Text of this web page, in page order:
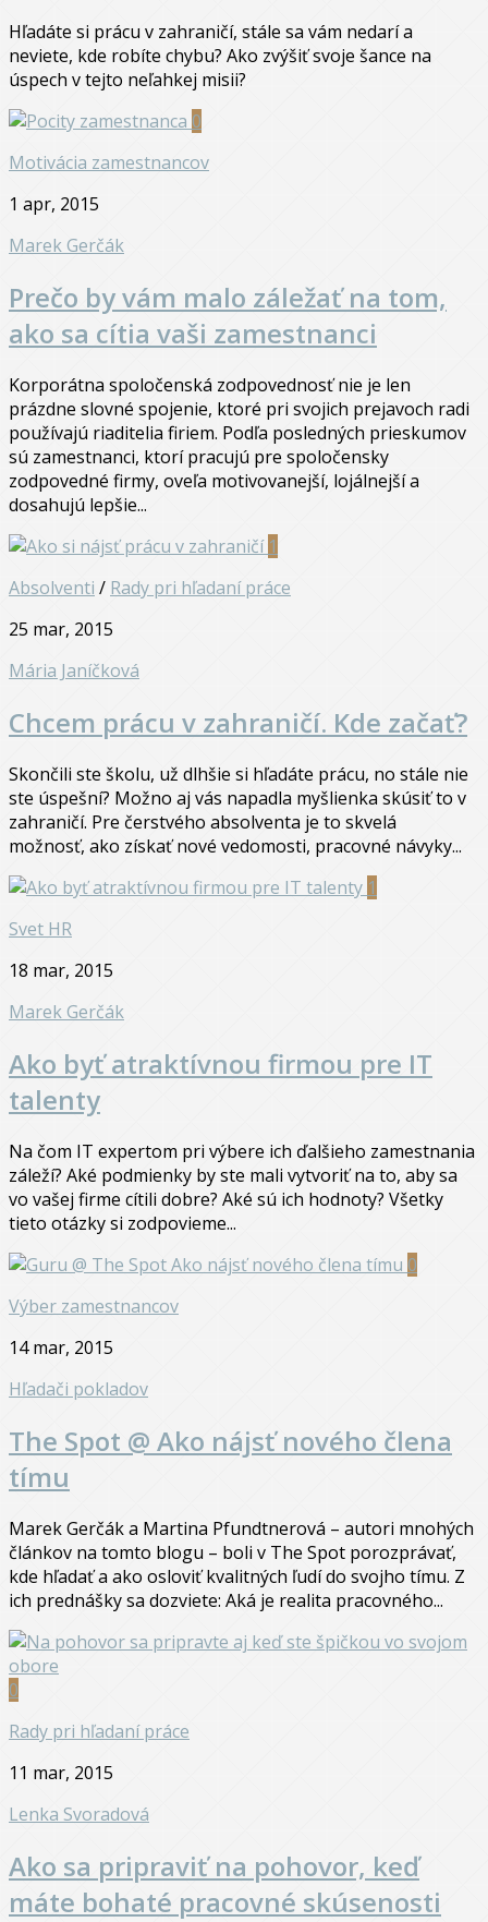
Hľadáte si prácu v zahraničí, stále sa vám nedarí a
neviete, kde robíte chybu? Ako zvýšiť svoje šance na
úspech v tejto neľahkej misii?
0
Motivácia zamestnancov
1 apr, 2015
Marek Gerčák
Prečo by vám malo záležať na tom,
ako sa cítia vaši zamestnanci
Korporátna spoločenská zodpovednosť nie je len
prázdne slovné spojenie, ktoré pri svojich prejavoch radi
používajú riaditelia firiem. Podľa posledných prieskumov
sú zamestnanci, ktorí pracujú pre spoločensky
zodpovedné firmy, oveľa motivovanejší, lojálnejší a
dosahujú lepšie...
1
Absolventi / Rady pri hľadaní práce
25 mar, 2015
Mária Janíčková
Chcem prácu v zahraničí. Kde začať?
Skončili ste školu, už dlhšie si hľadáte prácu, no stále nie
ste úspešní? Možno aj vás napadla myšlienka skúsiť to v
zahraničí. Pre čerstvého absolventa je to skvelá
možnosť, ako získať nové vedomosti, pracovné návyky...
1
Svet HR
18 mar, 2015
Marek Gerčák
Ako byť atraktívnou firmou pre IT
talenty
Na čom IT expertom pri výbere ich ďalšieho zamestnania
záleží? Aké podmienky by ste mali vytvoriť na to, aby sa
vo vašej firme cítili dobre? Aké sú ich hodnoty? Všetky
tieto otázky si zodpovieme...
0
Výber zamestnancov
14 mar, 2015
Hľadači pokladov
The Spot @ Ako nájsť nového člena
tímu
Marek Gerčák a Martina Pfundtnerová – autori mnohých
článkov na tomto blogu – boli v The Spot porozprávať,
kde hľadať a ako osloviť kvalitných ľudí do svojho tímu. Z
ich prednášky sa dozviete: Aká je realita pracovného...
0
Rady pri hľadaní práce
11 mar, 2015
Lenka Svoradová
Ako sa pripraviť na pohovor, keď
máte bohaté pracovné skúsenosti